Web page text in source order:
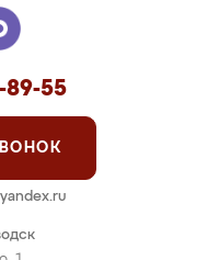
89-55